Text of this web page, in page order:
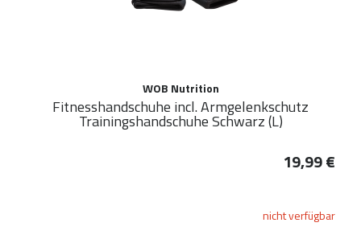
WOB Nutrition
Fitnesshandschuhe incl. Armgelenkschutz
Trainingshandschuhe Schwarz (L)
19,99 €
nicht verfügbar